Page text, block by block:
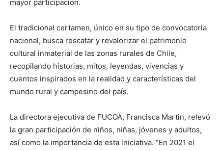
mayor participación.
El tradicional certamen, único en su tipo de convocatoria
nacional, busca rescatar y revalorizar el patrimonio
cultural inmaterial de las zonas rurales de Chile,
recopilando historias, mitos, leyendas, vivencias y
cuentos inspirados en la realidad y características del
mundo rural y campesino del país.
La directora ejecutiva de FUCOA, Francisca Martin, relevó
la gran participación de niños, niñas, jóvenes y adultos,
así como la importancia de esta iniciativa. “En 2021 el